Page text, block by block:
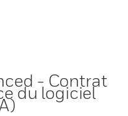
- Contrat
du logiciel